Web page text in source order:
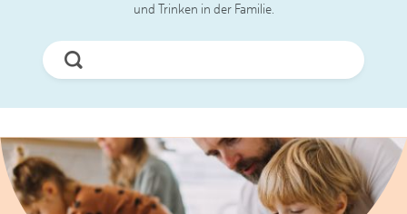
und Trinken in der Familie.
Jetzt
Suchen